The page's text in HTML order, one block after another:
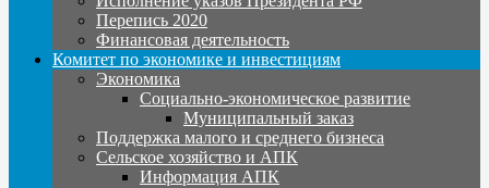
Перепись 2020
Финансовая деятельность
Комитет по экономике и инвестициям
Экономика
Социально-экономическое развитие
Муниципальный заказ
Поддержка малого и среднего бизнеса
Сельское хозяйство и АПК
Информация АПК